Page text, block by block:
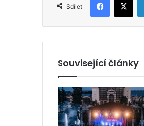
Sdílet
Související články